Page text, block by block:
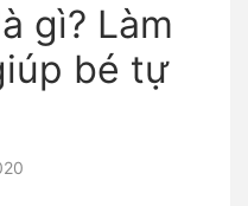
gì? Làm
bé tự